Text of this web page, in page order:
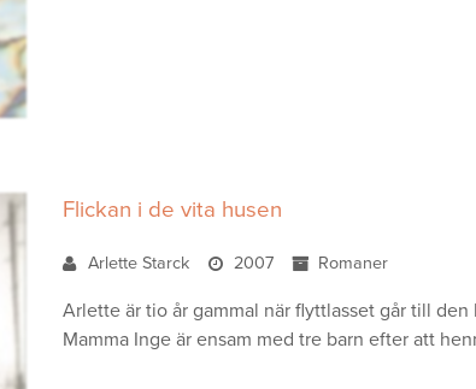
Flickan i de vita husen
Arlette Starck 2007 Romaner
Arlette är tio år gammal när flyttlasset går till
Mamma Inge är ensam med tre barn efter att